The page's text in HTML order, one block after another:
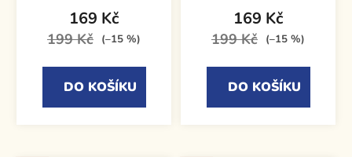
169 Kč
199 Kč (–15 %)
DO KOŠÍKU
169 Kč
199 Kč (–15 %)
DO KOŠÍKU